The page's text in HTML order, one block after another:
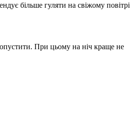
більше гуляти на свіжому повітрі
При цьому на ніч краще не